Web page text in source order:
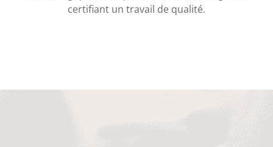
certifiant un travail de qualité.